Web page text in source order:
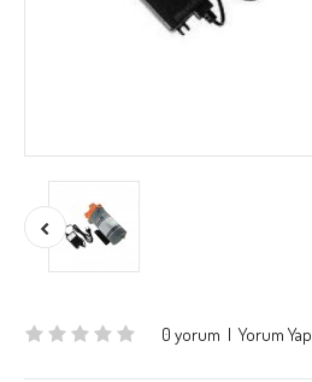
0 yorum | Yorum Yap